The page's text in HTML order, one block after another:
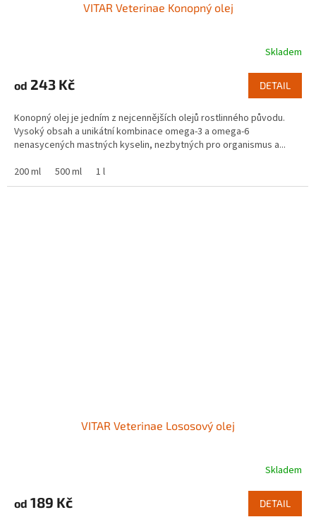
VITAR Veterinae Konopný olej
Skladem
od 243 Kč DETAIL
Konopný olej je jedním z nejcennějších olejů rostlinného původu.
Vysoký obsah a unikátní kombinace omega-3 a omega-6
nenasycených mastných kyselin, nezbytných pro organismus a...
200 ml
500 ml 1 l
VITAR Veterinae Lososový olej
Skladem
od 189 Kč DETAIL